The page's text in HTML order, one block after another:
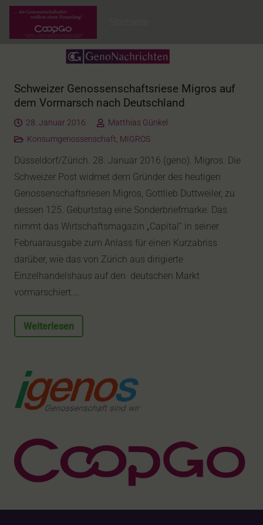
Schweizer Genossenschaftsriese Migros auf
dem Vormarsch nach Deutschland
28. Januar 2016
Matthias Günkel
Konsumgenossenschaft, MIGROS
Düsseldorf/Zürich. 28. Januar 2016 (geno). Migros. Die
Schweizer Post widmet dem Gründer des heutigen
Genossenschaftsriesen Migros, Gottlieb Duttweiler, zu
dessen 125. Geburtstag eine Sonderbriefmarke. Das
nimmt das Wirtschaftsmagazin „Capital“ in seiner
Februarausgabe zum Anlass für einen Kurzabriss
darüber, wie das von Zürich aus dirigierte
Einzelhandelshaus auf den deutschen Markt
vormarschiert.…
Weiterlesen